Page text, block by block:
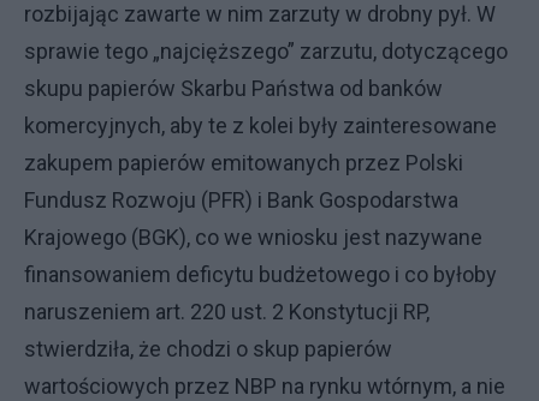
rozbijając zawarte w nim zarzuty w drobny pył. W
sprawie tego „najcięższego” zarzutu, dotyczącego
skupu papierów Skarbu Państwa od banków
komercyjnych, aby te z kolei były zainteresowane
zakupem papierów emitowanych przez Polski
Fundusz Rozwoju (PFR) i Bank Gospodarstwa
Krajowego (BGK), co we wniosku jest nazywane
finansowaniem deficytu budżetowego i co byłoby
naruszeniem art. 220 ust. 2 Konstytucji RP,
stwierdziła, że chodzi o skup papierów
wartościowych przez NBP na rynku wtórnym, a nie